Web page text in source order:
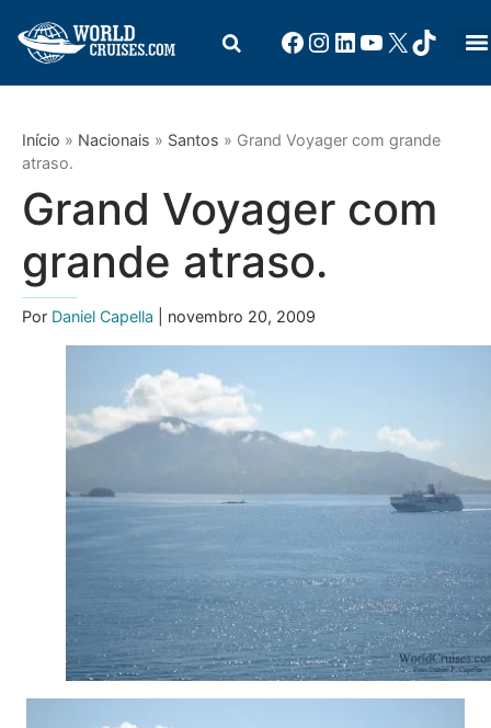
Início » Nacionais » Santos » Grand Voyager com grande
atraso.
Grand Voyager com
grande atraso.
Por Daniel Capella | novembro 20, 2009